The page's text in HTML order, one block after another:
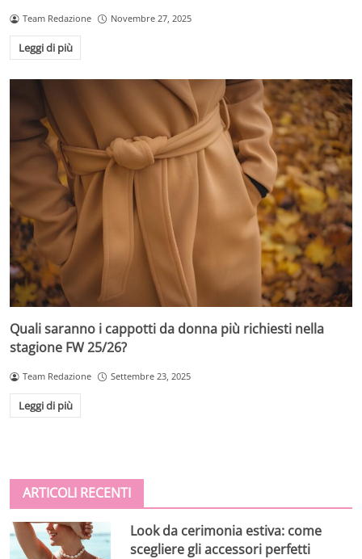
Team Redazione Novembre 27, 2025
Leggi di più
Quali saranno i cappotti da donna più richiesti nella
stagione FW 25/26?
Team Redazione Settembre 23, 2025
Leggi di più
ARTICOLI RECENTI
Look da cerimonia estiva: come
scegliere gli accessori perfetti